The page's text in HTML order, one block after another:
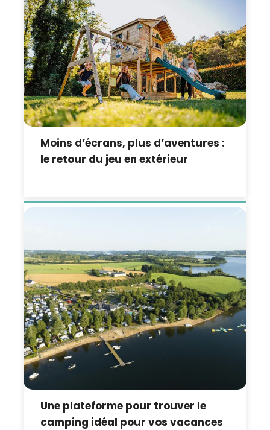
Moins d’écrans, plus d’aventures :
le retour du jeu en extérieur
Une plateforme pour trouver le
camping idéal pour vos vacances